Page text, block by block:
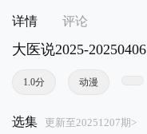
详情 评论
大医说2025-20250406
1.0分 动漫
选集 更新至20251207期>